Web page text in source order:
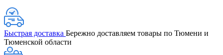
Быстрая доставка Бережно доставляем товары по Тюмени и
Тюменской области